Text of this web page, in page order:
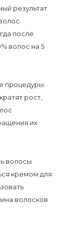
результат
после
волос на 5
процедуры
рост,
их
волосы
кремом для
волосков